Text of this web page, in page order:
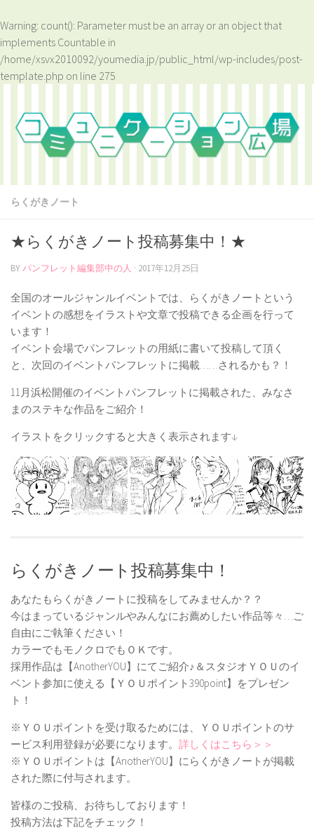
Warning: count(): Parameter must be an array or an object that
implements Countable in
/home/xsvx2010092/youmedia.jp/public_html/wp-includes/post-
template.php on line 275
らくがきノート
★らくがきノート投稿募集中！★
BYパンフレット編集部中の人 · 2017年12月25日
全国のオールジャンルイベントでは、らくがきノートという
イベントの感想をイラストや文章で投稿できる企画を行って
います！
イベント会場でパンフレットの用紙に書いて投稿して頂く
と、次回のイベントパンフレットに掲載……されるかも？！
11月浜松開催のイベントパンフレットに掲載された、みなさ
まのステキな作品をご紹介！
イラストをクリックすると大きく表示されます↓
らくがきノート投稿募集中！
あなたもらくがきノートに投稿をしてみませんか？？
今はまっているジャンルやみんなにお薦めしたい作品等々…ご
自由にご執筆ください！
カラーでもモノクロでもＯＫです。
採用作品は【AnotherYOU】にてご紹介♪＆スタジオＹＯＵのイ
ベント参加に使える【ＹＯＵポイント390point】をプレゼン
ト！
※ＹＯＵポイントを受け取るためには、ＹＯＵポイントのサ
ービス利用登録が必要になります。 詳しくはこちら＞＞
※ＹＯＵポイントは【AnotherYOU】にらくがきノートが掲載
された際に付与されます。
皆様のご投稿、お待ちしております！
投稿方法は下記をチェック！